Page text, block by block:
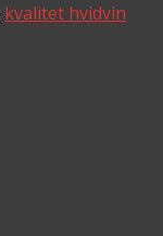
kvalitet hvidvin